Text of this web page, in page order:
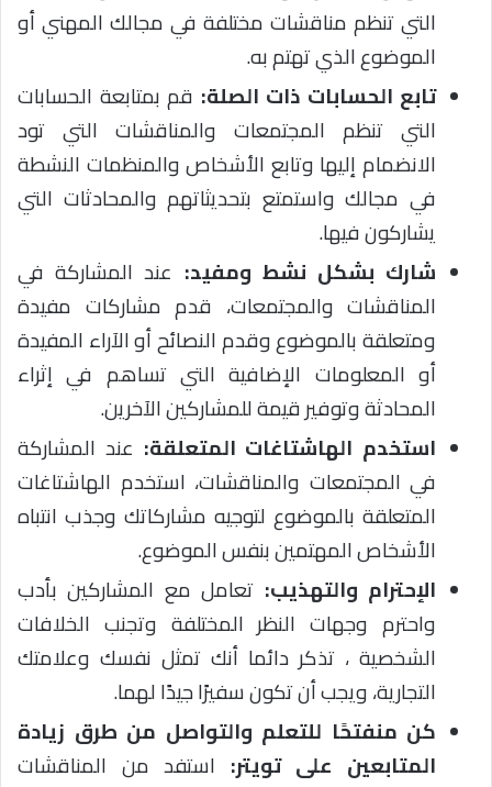
التي تنظم مناقشات مختلفة في مجالك المهني أو
الموضوع الذي تهتم به.
تابع الحسابات ذات الصلة: قم بمتابعة الحسابات
التي تنظم المجتمعات والمناقشات التي تود
الانضمام إليها وتابع الأشخاص والمنظمات النشطة
في مجالك واستمتع بتحديثاتهم والمحادثات التي
يشاركون فيها.
شارك بشكل نشط ومفيد: عند المشاركة في
المناقشات والمجتمعات، قدم مشاركات مفيدة
ومتعلقة بالموضوع وقدم النصائح أو الآراء المفيدة
أو المعلومات الإضافية التي تساهم في إثراء
المحادثة وتوفير قيمة للمشاركين الآخرين.
استخدم الهاشتاغات المتعلقة: عند المشاركة
في المجتمعات والمناقشات، استخدم الهاشتاغات
المتعلقة بالموضوع لتوجيه مشاركاتك وجذب انتباه
الأشخاص المهتمين بنفس الموضوع.
الإحترام والتهذيب: تعامل مع المشاركين بأدب
واحترم وجهات النظر المختلفة وتجنب الخلافات
الشخصية ، تذكر دائما أنك تمثل نفسك وعلامتك
التجارية، ويجب أن تكون سفيرًا جيدًا لهما.
كن منفتحًا للتعلم والتواصل من طرق زيادة
المتابعين على تويتر: استفد من المناقشات